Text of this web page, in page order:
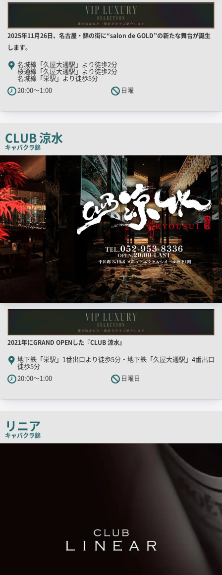
店
舗
PR
キ
ッ
ー
2025年11月26日、名古屋・錦の街に“salon de GOLD”の新たな舞台が誕生
します。
名城線「久屋大通駅」より徒歩2分
桜通線「久屋大通駅」より徒歩2分
名城線「栄駅」より徒歩5分
20:00～1:00
日曜
CLUB 涼水
キャバクラ錦
検
索
結
果
一
覧
用
画
像
店
舗
PR
キ
ッ
コ
ピ
2021年にGRAND OPENした『CLUB 涼水』
地下鉄「栄駅」1番出口より徒歩5分・地下鉄「久屋大通駅」4番出口
徒歩5分
20:00～1:00
日曜日
リニア
キャバクラ錦
検